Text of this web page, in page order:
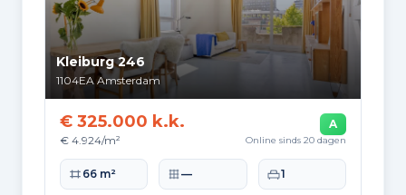
Kleiburg 246
1104EA Amsterdam
€ 325.000 k.k.
€ 4.924/m²
A
Online sinds 20 dagen
Woonoppervlakte
66 m² Perceeloppervlakte
— Slaapkamers
1